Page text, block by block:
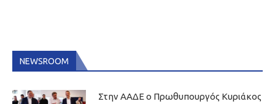
NEWSROOM
Στην ΑΑΔΕ ο Πρωθυπουργός Κυριάκος